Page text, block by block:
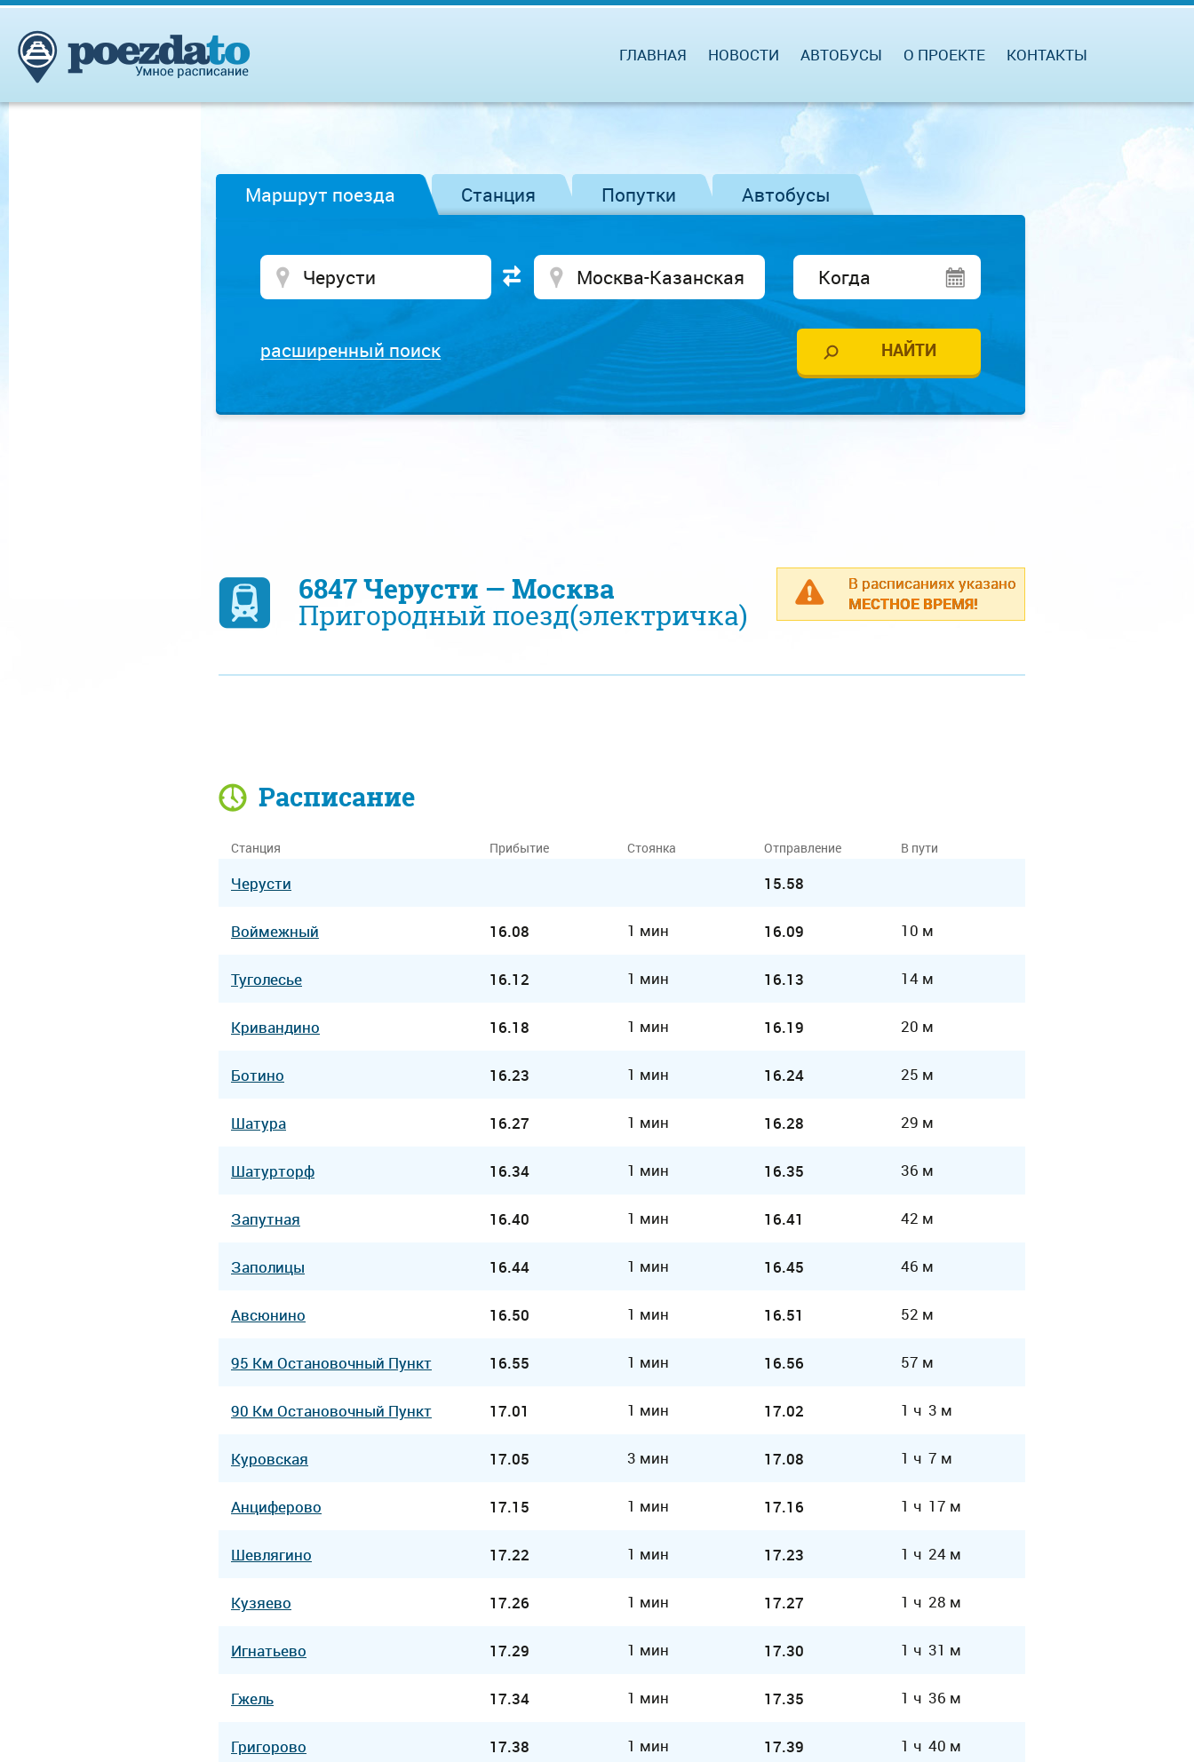
ГЛАВНАЯ НОВОСТИ АВТОБУСЫ О ПРОЕКТЕ КОНТАКТЫ
Маршрут поезда Станция Попутки Автобусы
расширенный поиск
В расписаниях указано
МЕСТНОЕ ВРЕМЯ!
6847 Черусти — Москва
Пригородный поезд(электричка)
Расписание
Станция Прибытие Стоянка Отправление В пути
Черусти 15.58
Воймежный 16.08 1 мин 16.09 10 м
Туголесье 16.12 1 мин 16.13 14 м
Кривандино 16.18 1 мин 16.19 20 м
Ботино 16.23 1 мин 16.24 25 м
Шатура 16.27 1 мин 16.28 29 м
Шатурторф 16.34 1 мин 16.35 36 м
Запутная 16.40 1 мин 16.41 42 м
Заполицы 16.44 1 мин 16.45 46 м
Авсюнино 16.50 1 мин 16.51 52 м
95 Км Остановочный Пункт 16.55 1 мин 16.56 57 м
90 Км Остановочный Пункт 17.01 1 мин 17.02 1 ч 3 м
Куровская 17.05 3 мин 17.08 1 ч 7 м
Анциферово 17.15 1 мин 17.16 1 ч 17 м
Шевлягино 17.22 1 мин 17.23 1 ч 24 м
Кузяево 17.26 1 мин 17.27 1 ч 28 м
Игнатьево 17.29 1 мин 17.30 1 ч 31 м
Гжель 17.34 1 мин 17.35 1 ч 36 м
Григорово 17.38 1 мин 17.39 1 ч 40 м